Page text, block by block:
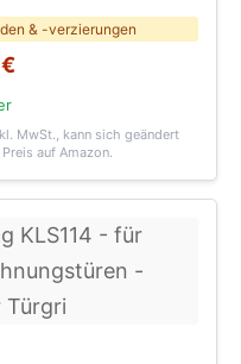
& -verzierungen
MwSt., kann sich geändert
auf Amazon.